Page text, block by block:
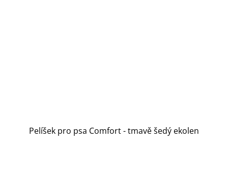
Pelíšek pro psa Comfort - tmavě šedý ekolen